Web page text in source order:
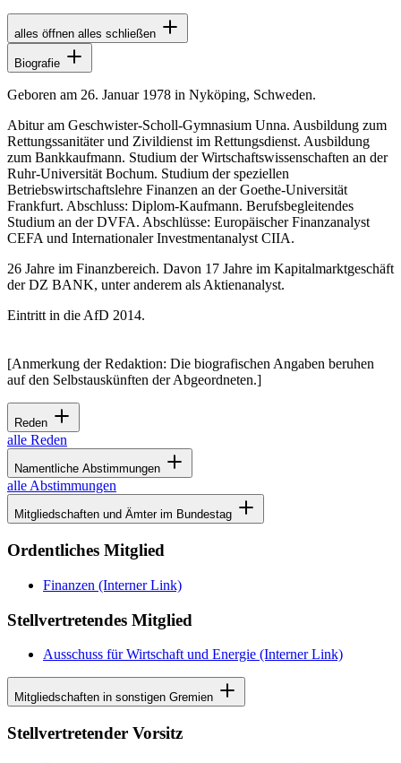
alles öffnen alles schließen
Biografie
Geboren am 26. Januar 1978 in Nyköping, Schweden.
Abitur am Geschwister-Scholl-Gymnasium Unna. Ausbildung zum
Rettungssanitäter und Zivildienst im Rettungsdienst. Ausbildung
zum Bankkaufmann. Studium der Wirtschaftswissenschaften an der
Ruhr-Universität Bochum. Studium der speziellen
Betriebswirtschaftslehre Finanzen an der Goethe-Universität
Frankfurt. Abschluss: Diplom-Kaufmann. Berufsbegleitendes
Studium an der DVFA. Abschlüsse: Europäischer Finanzanalyst
CEFA und Internationaler Investmentanalyst CIIA.
26 Jahre im Finanzbereich. Davon 17 Jahre im Kapitalmarktgeschäft
der DZ BANK, unter anderem als Aktienanalyst.
Eintritt in die AfD 2014.
[Anmerkung der Redaktion: Die biografischen Angaben beruhen
auf den Selbstauskünften der Abgeordneten.]
Reden
alle Reden
Namentliche Abstimmungen
alle Abstimmungen
Mitgliedschaften und Ämter im Bundestag
Ordentliches Mitglied
Finanzen (Interner Link)
Stellvertretendes Mitglied
Ausschuss für Wirtschaft und Energie (Interner Link)
Mitgliedschaften in sonstigen Gremien
Stellvertretender Vorsitz